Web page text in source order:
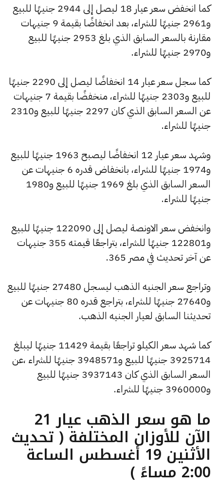
كما انخفض سعر عيار 18 ليصل إلى 2944 جنيهًا للبيع
و2961 جنيهًا للشراء، بعد انخفاضًا بقيمة 9 جنيهات
مقارنة بالسعر السابق الذي بلغ 2953 جنيهًا للبيع
و2970 جنيهًا للشراء.
كما سجل سعر عيار 14 انخفاضًا ليصل إلى 2290 جنيهًا
للبيع و2303 جنيهًا للشراء، منخفضًا بقيمة 7 جنيهات
عن السعر السابق الذي كان 2297 جنيهًا للبيع و2310
جنيهًا للشراء.
وشهد سعر عيار 12 انخفاضًا ليصبح 1963 جنيهًا للبيع
و1974 جنيهًا للشراء، بانخفاض قدره 6 جنيهات عن
السعر السابق الذي بلغ 1969 جنيهًا للبيع و1980
جنيهًا للشراء.
وانخفض سعر الاونصة ليصل إلى 122090 جنيهًا للبيع
و122801 جنيهًا للشراء، بتراجعًا قيمته 355 جنيهات
عن آخر تحديث في مصر 365.
وتراجع سعر الجنيه الذهب ليسجل 27480 جنيهًا للبيع
و27640 جنيهًا للشراء، بتراجع قدره 80 جنيهات عن
تحديثنا السابق لعيار الجنيه الذهب.
كما شهد سعر الكيلو تراجعًا بقيمة 11429 جنيهًا ليبلغ
3925714 جنيهًا للبيع و3948571 جنيهًا للشراء ،عن
السعر السابق الذي كان 3937143 جنيهًا للبيع
و3960000 جنيهًا للشراء.
ما هو سعر الذهب عيار 21
الآن للأوزان المختلفة ( تحديث
الأثنين 19 أغسطس الساعة
2:00 مساءً )